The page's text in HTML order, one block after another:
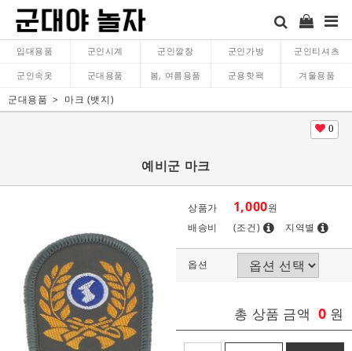
입대용품 군인시계 군인깔창 군인가방 군인티셔츠
군인속옷 군대용품 봄, 여름용품 군용핫팩 겨울용품
군대용품 마크 (뱃지)
0
예비군 마크
상품가 1,000원
배송비
(조건) 지역별
옵션
총 상품 금액 0 원